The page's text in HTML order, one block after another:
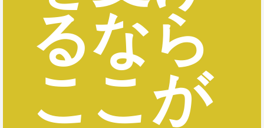
るなら
ここが